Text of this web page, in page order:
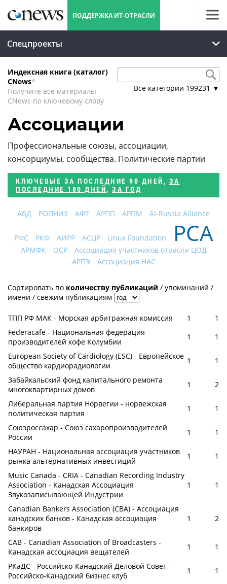
ПОДДЕРЖКА ИТ-ОТРАСЛИ
Спецпроекты
Индексная книга (каталог)
CNews*
Получите все материалы
CNews по ключевому слову
Все категории 199231 ▼
Ассоциации
Профессиональные союзы, ассоциации,
консорциумы, сообщества. Политические партии
КЛЮЧЕВЫЕ ЗА ПОСЛЕДНИЕ 90 ДНЕЙ , ЗА
ПОСЛЕДНИЕ 180 ДНЕЙ, ЗА ГОД
АБД РОПНИЗ АФТ АРПП АРПМ AI-Russia Alliance
РФС РКФ АИРР АСЦР Linux Foundation РСА
АРМФК OCP
Ассоциация участников отрасли ЦОД
АРПЭ
Ассоциация НАС
Сортировать по количеству публикаций / упоминаний /
имени / свежим публикациям
ТПП РФ МАК - Морская арбитражная комиссия 1
1
Federacafe - Национальная федерация
производителей кофе Колумбии
1
1
European Society of Cardiology (ESC) - Европейское
общество кардиорадиологии
1
1
Забайкальский фонд капитального ремонта
многоквартирных домов
1
2
Либеральная партия Норвегии - норвежская
политическая партия
1
1
Союзроссахар - Союз сахаропроизводителей
России
1
1
НАУРАН - Национальная ассоциация участников
рынка альтернативных инвестиций
1
1
Music Canada - CRIA - Canadian Recording Industry
Association - Канадская Ассоциация
Звукозаписывающей Индустрии
1 1
Canadian Bankers Association (CBA) - Ассоциация
канадских банков - Канадская ассоциация
банкиров
1 2
CAB - Canadian Association of Broadcasters -
Канадская ассоциация вещателей
1
1
РКаДС - Российско-Канадский Деловой Совет -
Российско-Канадский бизнес клуб
1
1